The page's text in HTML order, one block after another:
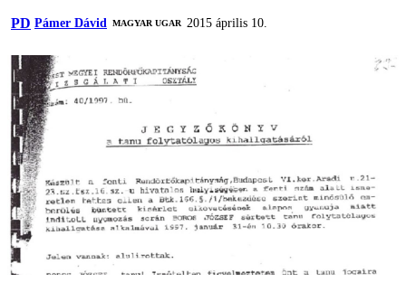
PD Pámer Dávid MAGYAR UGAR 2015 április 10.